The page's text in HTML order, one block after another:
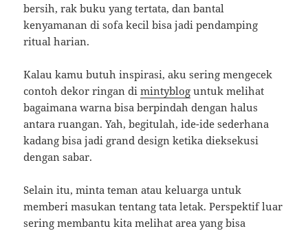
bersih, rak buku yang tertata, dan bantal
kenyamanan di sofa kecil bisa jadi pendamping
ritual harian.
Kalau kamu butuh inspirasi, aku sering mengecek
contoh dekor ringan dimintyblog untuk melihat
bagaimana warna bisa berpindah dengan halus
antara ruangan. Yah, begitulah, ide-ide sederhana
kadang bisa jadi grand design ketika dieksekusi
dengan sabar.
Selain itu, minta teman atau keluarga untuk
memberi masukan tentang tata letak. Perspektif luar
sering membantu kita melihat area yang bisa